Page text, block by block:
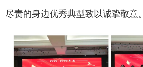
尽责的身边优秀典型致以诚挚敬意。